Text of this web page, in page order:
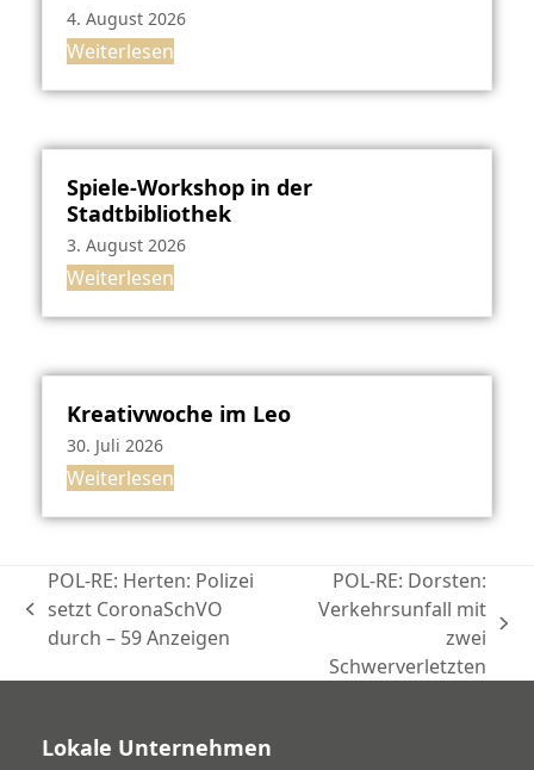
4. August 2026
Weiterlesen
Spiele-Workshop in der
Stadtbibliothek
3. August 2026
Weiterlesen
Kreativwoche im Leo
30. Juli 2026
Weiterlesen
vorheriger
Beitrag:
POL-RE: Herten: Polizei
setzt CoronaSchVO
durch – 59 Anzeigen
Beitrag:
POL-RE: Dorsten:
Verkehrsunfall mit
zwei
Schwerverletzten
Lokale Unternehmen